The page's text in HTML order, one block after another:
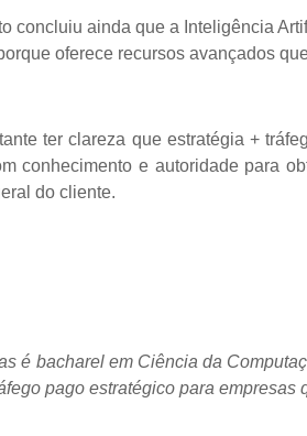
concluiu ainda que a Inteligência
oferece recursos avançados
ter clareza que estratégia +
conhecimento e autoridade para
do cliente.
é bacharel em Ciência da
pago estratégico para